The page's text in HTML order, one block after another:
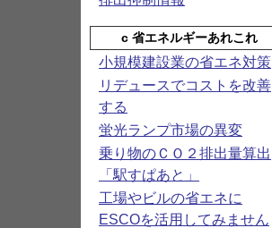
c 省エネルギーあれこれ
小規模建設業の省エネ対策
リデュースでコストを改善
する
蛍光ランプ市場の異変
乗り物のＣＯ２排出量算出
「駅すぱあと」
工場やビルの省エネに
ESCOを活用してみません